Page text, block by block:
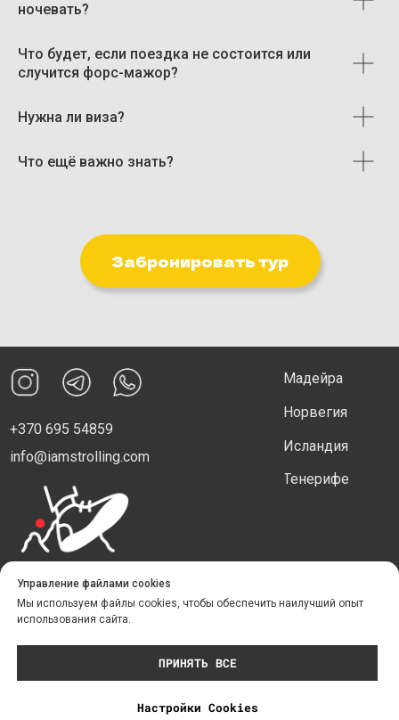
ночевать?
Что будет, если поездка не состоится или
случится форс-мажор?
Нужна ли виза?
Что ещё важно знать?
Управление файлами cookies
Мы используем файлы cookies, чтобы обеспечить наилучший опыт
использования сайта.
ПРИНЯТЬ ВСЕ
Настройки Сookies
Политика обработки персональных данных
Информация на сайте не является публичной офертой.
Все права защищены. Копирование материалов с сайта запрещено.